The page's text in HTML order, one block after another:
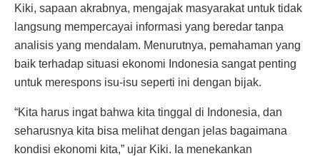
Kiki, sapaan akrabnya, mengajak masyarakat untuk tidak
langsung mempercayai informasi yang beredar tanpa
analisis yang mendalam. Menurutnya, pemahaman yang
baik terhadap situasi ekonomi Indonesia sangat penting
untuk merespons isu-isu seperti ini dengan bijak.
“Kita harus ingat bahwa kita tinggal di Indonesia, dan
seharusnya kita bisa melihat dengan jelas bagaimana
kondisi ekonomi kita,” ujar Kiki. Ia menekankan